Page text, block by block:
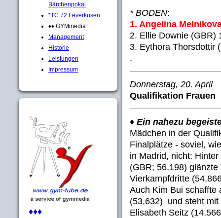
Bärchenpokal
*TC 72 Leverkusen
♦♦ GYMmedia
Management
Historie
Leistungen
Impressum
♦♦♦
* BODEN:
1. Angelina
2. Ellie Downie (GBR)
3. Eythora Thorsdottir
.
Donnerstag, 20. April
Qualifikation Frauen
♦ Ein nahezu
Mädchen in der
Finalplätze - soviel,
in Madrid, nicht:
(GBR; 56,198)
Vierkampfdritte
Auch Kim Bui schaffte
(53,632) und steht mit
Elisabeth Seitz